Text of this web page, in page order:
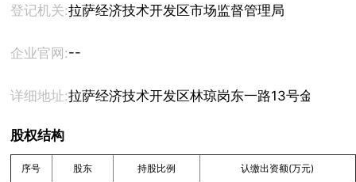
登记机关:拉萨经济技术开发区市场监督管理局
企业官网:--
详细地址:拉萨经济技术开发区林琼岗东一路13号金岳医
股权结构
序号 股东 持股比例 认缴出资额(万元)